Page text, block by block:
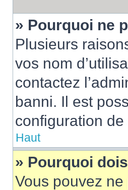
» Pourquoi ne
Plusieurs
vos nom
contactez
banni. Il est
configuration de
Haut
» Pourquoi
Vous pouvez